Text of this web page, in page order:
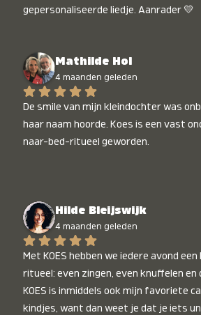
gepersonaliseerde liedje. Aanrader 💛
Mathilde Hol
4 maanden geleden
De smile van mijn kleindochter was
haar naam hoorde. Koes is een vast
naar-bed-ritueel geworden.
Hilde Bleijswijk
4 maanden geleden
Met KOES hebben we iedere avond
ritueel: even zingen, even knuffelen en
KOES is inmiddels ook mijn favoriete
kindjes, want dan weet je dat je iets